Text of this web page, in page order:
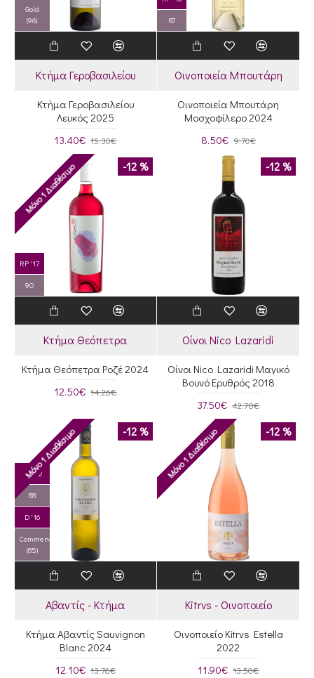
Gold
(96)
Κτήμα Γεροβασιλείου
Κτήμα Γεροβασιλείου
Λευκός 2025
13.40€ 15.30€
87
Οινοποιεία Μπουτάρη
Οινοποιεία Μπουτάρη
Μοσχοφίλερο 2024
8.50€ 9.70€
RP '17
90
Μόνο 1 Διαθέσιμο -12 %
Κτήμα Θεόπετρα
Κτήμα Θεόπετρα Ροζέ 2024
12.50€ 14.26€
-12 %
Οίνοι Nico Lazaridi
Οίνοι Nico Lazaridi Μαγικό
Βουνό Ερυθρός 2018
37.50€ 42.78€
RP '22
88
D '16
Commended
(85)
Μόνο 1 Διαθέσιμο -12 %
Αβαντίς - Κτήμα
Κτήμα Αβαντίς Sauvignon
Blanc 2024
12.10€ 13.76€
Μόνο 1 Διαθέσιμο -12 %
Kitrvs - Οινοποιείο
Οινοποιείο Kitrvs Estella
2022
11.90€ 13.50€